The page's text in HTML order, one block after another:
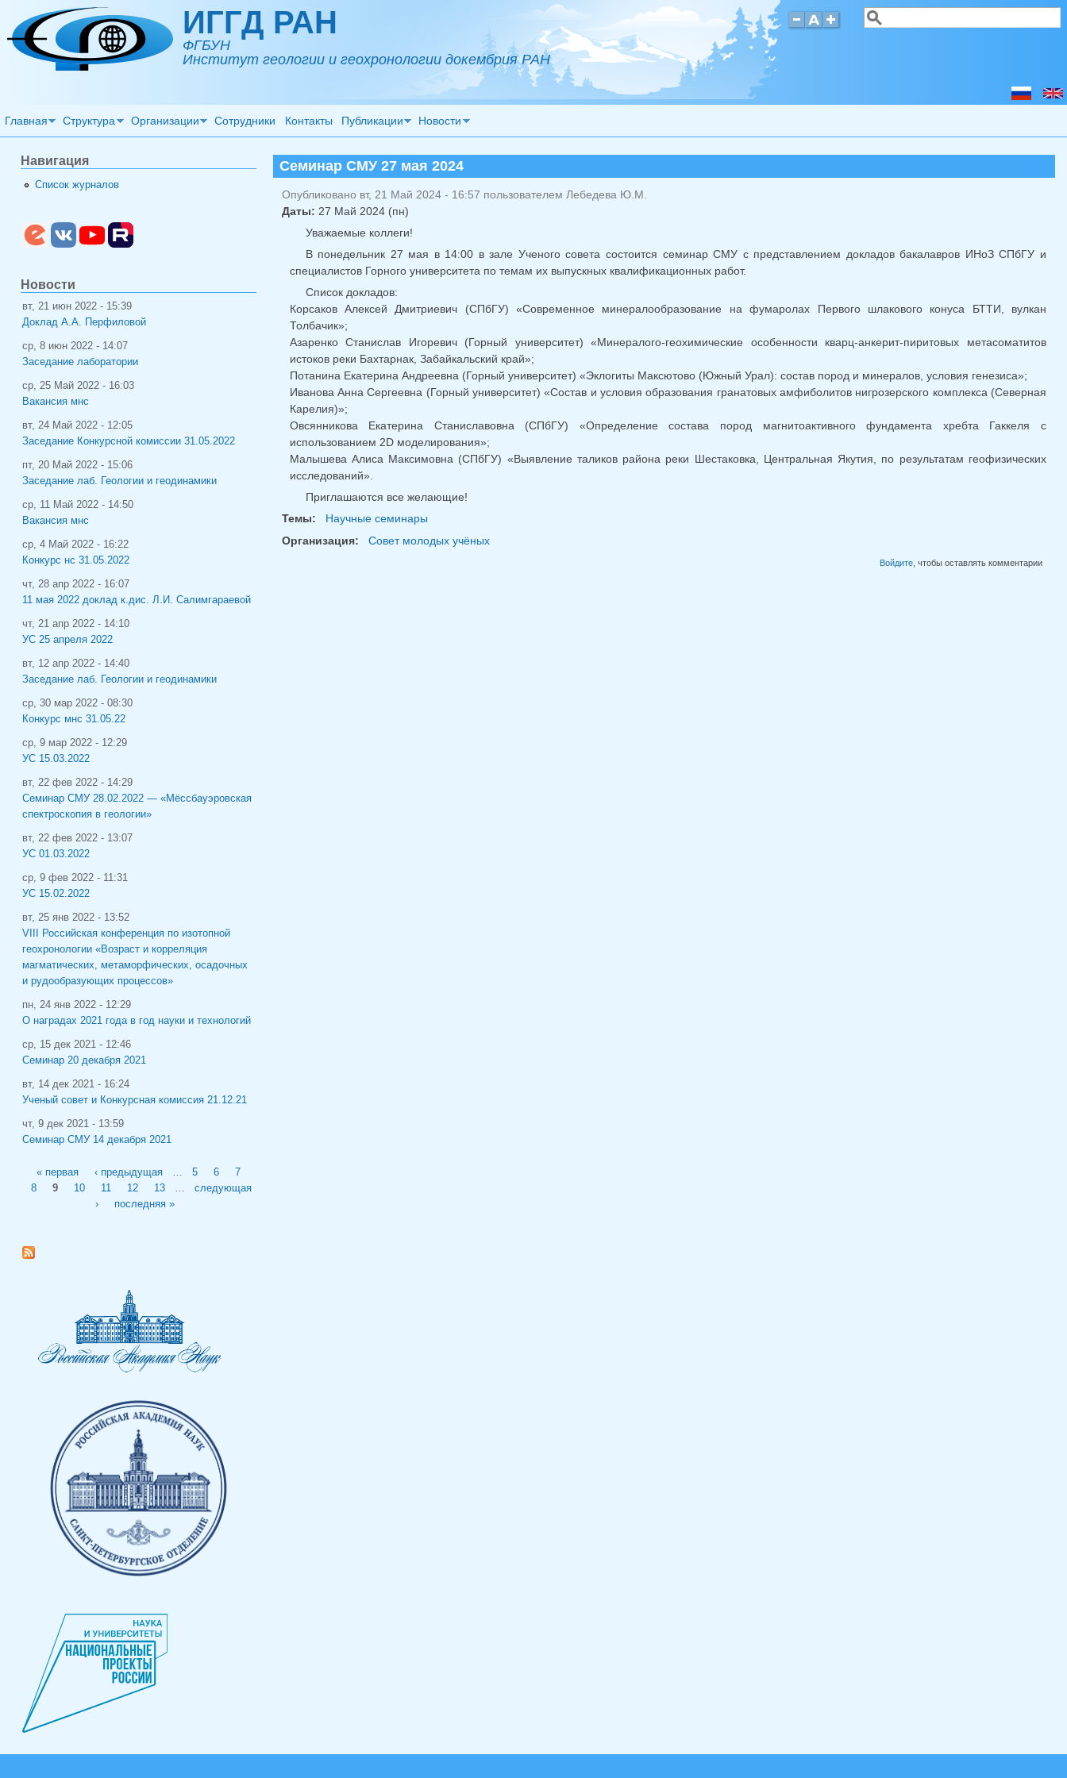
Перейти к основному содержанию ИГГД РАН
ФГБУН
Институт геологии и геохронологии докембрия РАН
Форма поиска
Поиск
Главная Структура Организации Сотрудники Контакты Публикации Новости
Семинар СМУ 27 мая 2024
Опубликовано вт, 21 Май 2024 - 16:57 пользователем Лебедева Ю.М.
Даты: 27 Май 2024 (пн)
Уважаемые коллеги!
В понедельник 27 мая в 14:00 в зале Ученого совета состоится семинар СМУ с представлением докладов бакалавров ИНоЗ СПбГУ и
специалистов Горного университета по темам их выпускных квалификационных работ.
Список докладов:
Корсаков Алексей Дмитриевич (СПбГУ) «Современное минералообразование на фумаролах Первого шлакового конуса БТТИ, вулкан
Толбачик»;
Азаренко Станислав Игоревич (Горный университет) «Минералого-геохимические особенности кварц-анкерит-пиритовых метасоматитов
истоков реки Бахтарнак, Забайкальский край»;
Потанина Екатерина Андреевна (Горный университет) «Эклогиты Максютово (Южный Урал): состав пород и минералов, условия генезиса»;
Иванова Анна Сергеевна (Горный университет) «Состав и условия образования гранатовых амфиболитов нигрозерского комплекса (Северная
Карелия)»;
Овсянникова Екатерина Станиславовна (СПбГУ) «Определение состава пород магнитоактивного фундамента хребта Гаккеля с
использованием 2D моделирования»;
Малышева Алиса Максимовна (СПбГУ) «Выявление таликов района реки Шестаковка, Центральная Якутия, по результатам геофизических
исследований».
Приглашаются все желающие!
Темы:
Научные семинары
Организация:
Совет молодых учёных
Войдите, чтобы оставлять комментарии
Навигация
Список журналов
Новости
вт, 21 июн 2022 - 15:39
Доклад А.А. Перфиловой
ср, 8 июн 2022 - 14:07
Заседание лаборатории
ср, 25 Май 2022 - 16:03
Вакансия мнс
вт, 24 Май 2022 - 12:05
Заседание Конкурсной комиссии 31.05.2022
пт, 20 Май 2022 - 15:06
Заседание лаб. Геологии и геодинамики
ср, 11 Май 2022 - 14:50
Вакансия мнс
ср, 4 Май 2022 - 16:22
Конкурс нс 31.05.2022
чт, 28 апр 2022 - 16:07
11 мая 2022 доклад к.дис. Л.И. Салимгараевой
чт, 21 апр 2022 - 14:10
УС 25 апреля 2022
вт, 12 апр 2022 - 14:40
Заседание лаб. Геологии и геодинамики
ср, 30 мар 2022 - 08:30
Конкурс мнс 31.05.22
ср, 9 мар 2022 - 12:29
УС 15.03.2022
вт, 22 фев 2022 - 14:29
Семинар СМУ 28.02.2022 — «Мёссбауэровская
спектроскопия в геологии»
вт, 22 фев 2022 - 13:07
УС 01.03.2022
ср, 9 фев 2022 - 11:31
УС 15.02.2022
вт, 25 янв 2022 - 13:52
VIII Российская конференция по изотопной
геохронологии «Возраст и корреляция
магматических, метаморфических, осадочных
и рудообразующих процессов»
пн, 24 янв 2022 - 12:29
О наградах 2021 года в год науки и технологий
ср, 15 дек 2021 - 12:46
Семинар 20 декабря 2021
вт, 14 дек 2021 - 16:24
Ученый совет и Конкурсная комиссия 21.12.21
чт, 9 дек 2021 - 13:59
Семинар СМУ 14 декабря 2021
« первая ‹ предыдущая 5 6
7
8
9 10 11 12 13
следующая
›
последняя »